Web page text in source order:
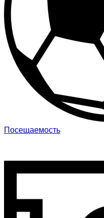
Посещаемость